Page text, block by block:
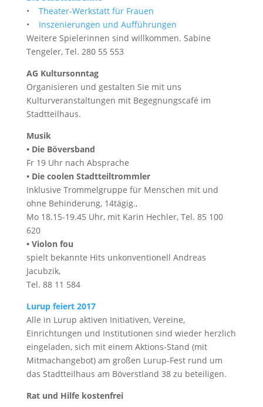
•
Theater-Werkstatt für Frauen
• Inszenierungen und Aufführungen
Weitere Spielerinnen sind willkommen. Sabine
Tengeler, Tel. 280 55 553
AG Kultursonntag
Organisieren und gestalten Sie mit uns
Kulturveranstaltungen mit Begegnungscafé im
Stadtteilhaus.
Musik
• Die Böversband
Fr 19 Uhr nach Absprache
• Die coolen Stadtteiltrommler
Inklusive Trommelgruppe für Menschen mit und
ohne Behinderung, 14tägig.,
Mo 18.15-19.45 Uhr, mit Karin Hechler, Tel. 85 100
620
• Violon fou
spielt bekannte Hits unkonventionell Andreas
Jacubzik,
Tel. 88 11 584
Lurup feiert 2017
Alle in Lurup aktiven Initiativen, Vereine,
Einrichtungen und Institutionen sind wieder herzlich
eingeladen, sich mit einem Aktions-Stand (mit
Mitmachangebot) am großen Lurup-Fest rund um
das Stadtteilhaus am Böverstland 38 zu beteiligen.
Rat und Hilfe kostenfrei